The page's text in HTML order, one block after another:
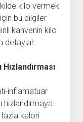
kilo vermek
bu bilgiler
kahvenin kilo
detaylar:
inflamatuar
fazla kalori